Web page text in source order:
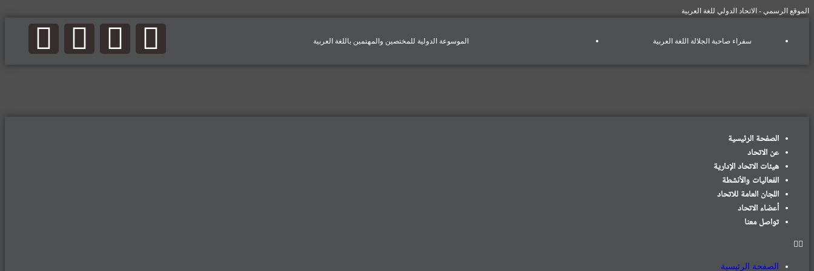
الموقع الرسمي - الاتحاد الدولي للغة العربية
سفراء صاحبة الجلالة اللغة العربية الموسوعة الدولية للمختصين والمهتمين باللغة العربية
الصفحة الرئيسية
عن الاتحاد
هيئات الاتحاد الإدارية
الفعاليات والأنشطة
اللجان العامة للاتحاد
أعضاء الاتحاد
تواصل معنا
الصفحة الرئيسية